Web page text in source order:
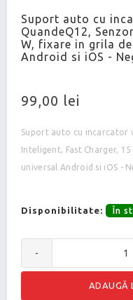
Suport auto cu
QuandeQ12,
W, fixare in grila
Android si iOS -
99,00 lei
Suport auto cu incarcator
Inteligent, Fast Charger,
universal Android si iOS -
Disponibilitate: În
-